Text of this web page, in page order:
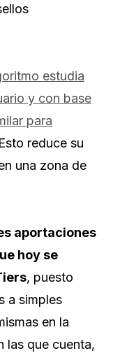
estudia
y con base
para
reduce su
una zona de
aportaciones
hoy se
, puesto
a simples
en la
las que cuenta,